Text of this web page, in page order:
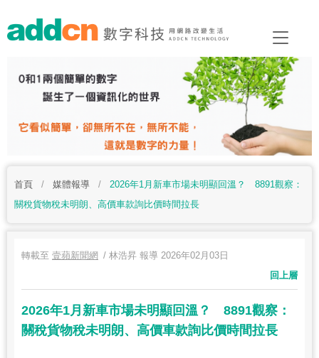
首頁 / 媒體報導 /
2026年1月新車市場未明顯回溫？ 8891觀察：
關稅貨物稅未明朗、高價車款詢比價時間拉長
轉載至 壹蘋新聞網 / 林浩昇 報導 2026年02月03日
回上層
2026年1月新車市場未明顯回溫？ 8891觀察：
關稅貨物稅未明朗、高價車款詢比價時間拉長